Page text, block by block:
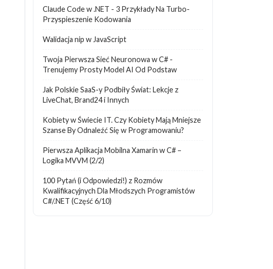
Claude Code w .NET - 3 Przykłady Na Turbo-
Przyspieszenie Kodowania
Walidacja nip w JavaScript
Twoja Pierwsza Sieć Neuronowa w C# -
Trenujemy Prosty Model AI Od Podstaw
Jak Polskie SaaS-y Podbiły Świat: Lekcje z
LiveChat, Brand24 i Innych
Kobiety w Świecie IT. Czy Kobiety Mają Mniejsze
Szanse By Odnaleźć Się w Programowaniu?
Pierwsza Aplikacja Mobilna Xamarin w C# –
Logika MVVM (2/2)
100 Pytań (i Odpowiedzi!) z Rozmów
Kwalifikacyjnych Dla Młodszych Programistów
C#/.NET (Część 6/10)